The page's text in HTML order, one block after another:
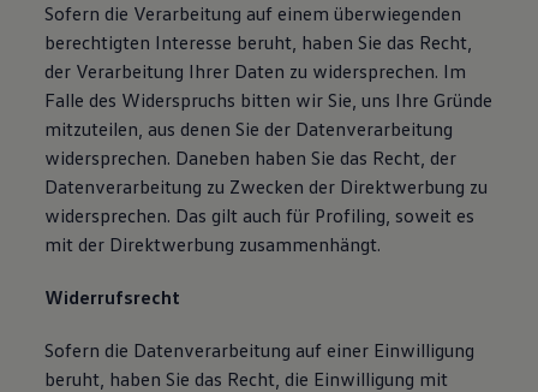
Sofern die Verarbeitung auf einem überwiegenden
berechtigten Interesse beruht, haben Sie das Recht,
der Verarbeitung Ihrer Daten zu widersprechen. Im
Falle des Widerspruchs bitten wir Sie, uns Ihre Gründe
mitzuteilen, aus denen Sie der Datenverarbeitung
widersprechen. Daneben haben Sie das Recht, der
Datenverarbeitung zu Zwecken der Direktwerbung zu
widersprechen. Das gilt auch für Profiling, soweit es
mit der Direktwerbung zusammenhängt.
Widerrufsrecht
Sofern die Datenverarbeitung auf einer Einwilligung
beruht, haben Sie das Recht, die Einwilligung mit